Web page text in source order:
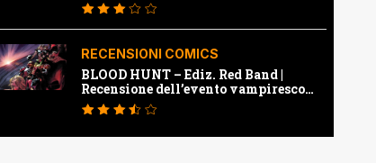
RECENSIONI COMICS
BLOOD HUNT – Ediz. Red Band |
Recensione dell’evento vampiresco
della Marvel